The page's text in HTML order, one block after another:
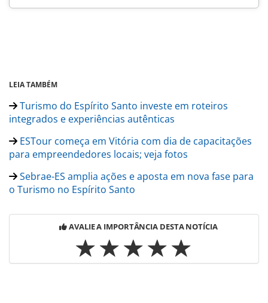
LEIA TAMBÉM
Turismo do Espírito Santo investe em roteiros
integrados e experiências autênticas
ESTour começa em Vitória com dia de capacitações
para empreendedores locais; veja fotos
Sebrae-ES amplia ações e aposta em nova fase para
o Turismo no Espírito Santo
AVALIE A IMPORTÂNCIA DESTA NOTÍCIA